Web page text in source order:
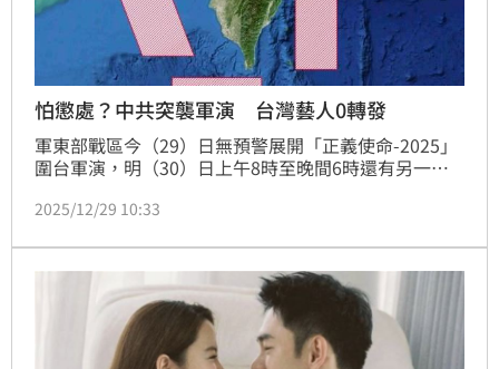
怕懲處？中共突襲軍演 台灣藝人0轉發
軍東部戰區今（29）日無預警展開「正義使命-2025」
圍台軍演，明（30）日上午8時至晚間6時還有另一波
灣藝人轉發相關消息，這次軍演卻相當安靜，平時總在
息，不提軍演。
2025/12/29 10:33